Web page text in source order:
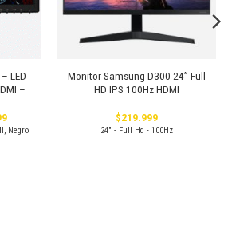
LED
–
El
precio
actual
Negro
Monitor Samsung D300 24” Full
HD IPS 100Hz HDMI
$219.999
24" - Full Hd - 100Hz